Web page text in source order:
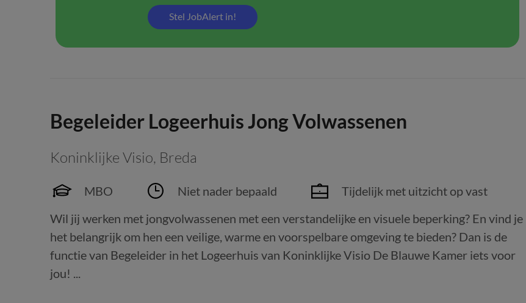
Stel JobAlert in!
Begeleider Logeerhuis Jong Volwassenen
Koninklijke Visio, Breda
MBO Niet nader bepaald
Tijdelijk met uitzicht op vast
Wil jij werken met jongvolwassenen met een verstandelijke en visuele beperking? En vind je
het belangrijk om hen een veilige, warme en voorspelbare omgeving te bieden? Dan is de
functie van Begeleider in het Logeerhuis van Koninklijke Visio De Blauwe Kamer iets voor
jou! ...